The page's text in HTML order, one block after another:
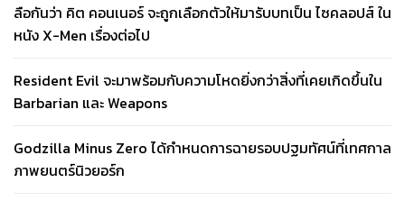
ลือกันว่า คิต คอนเนอร์ จะถูกเลือกตัวให้มารับบทเป็น ไซคลอปส์ ใน
หนัง X-Men เรื่องต่อไป
Resident Evil จะมาพร้อมกับความโหดยิ่งกว่าสิ่งที่เคยเกิดขึ้นใน
Barbarian และ Weapons
Godzilla Minus Zero ได้กำหนดการฉายรอบปฐมทัศน์ที่เทศกาล
ภาพยนตร์นิวยอร์ก